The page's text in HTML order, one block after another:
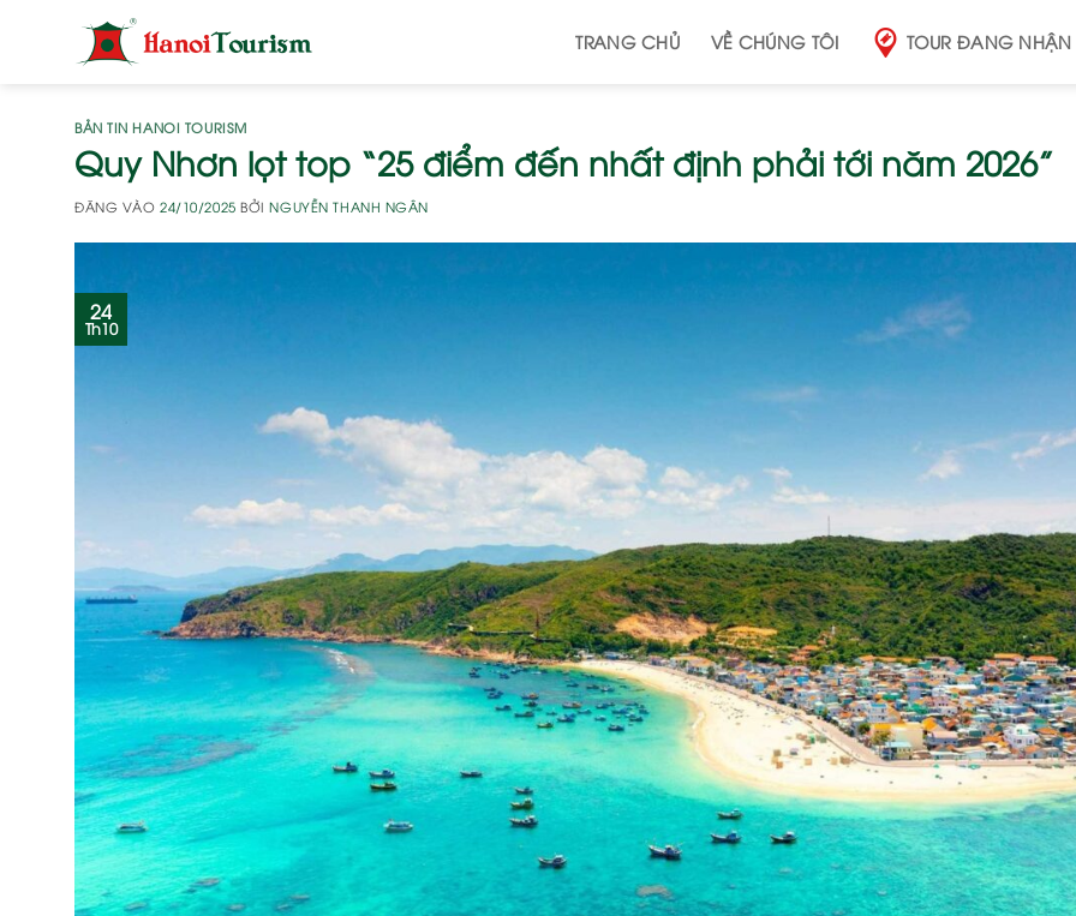
TRANG CHỦ VỀ CHÚNG TÔI TOUR ĐANG
BẢN TIN HANOI TOURISM
Quy Nhơn lọt top “25 điểm đến nhất định phải tới năm 2026”
ĐĂNG VÀO24/10/2025 BỞINGUYỄN THANH NGÂN
24
Th10